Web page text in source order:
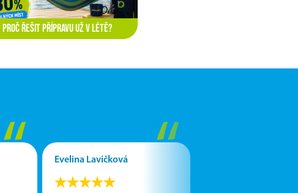
PROČ ŘEŠIT PŘÍPRAVU UŽ V LÉTĚ?
“ Evelina Lavičková “